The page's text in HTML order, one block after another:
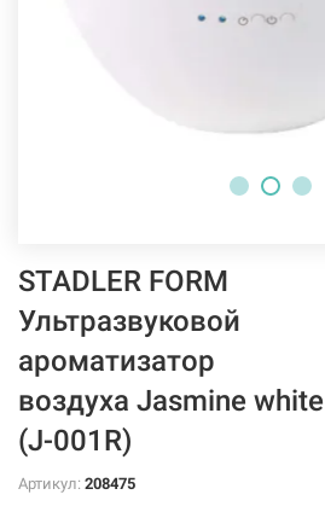
STADLER FORM
Ультразвуковой
ароматизатор
воздуха Jasmine white
(J-001R)
Артикул: 208475